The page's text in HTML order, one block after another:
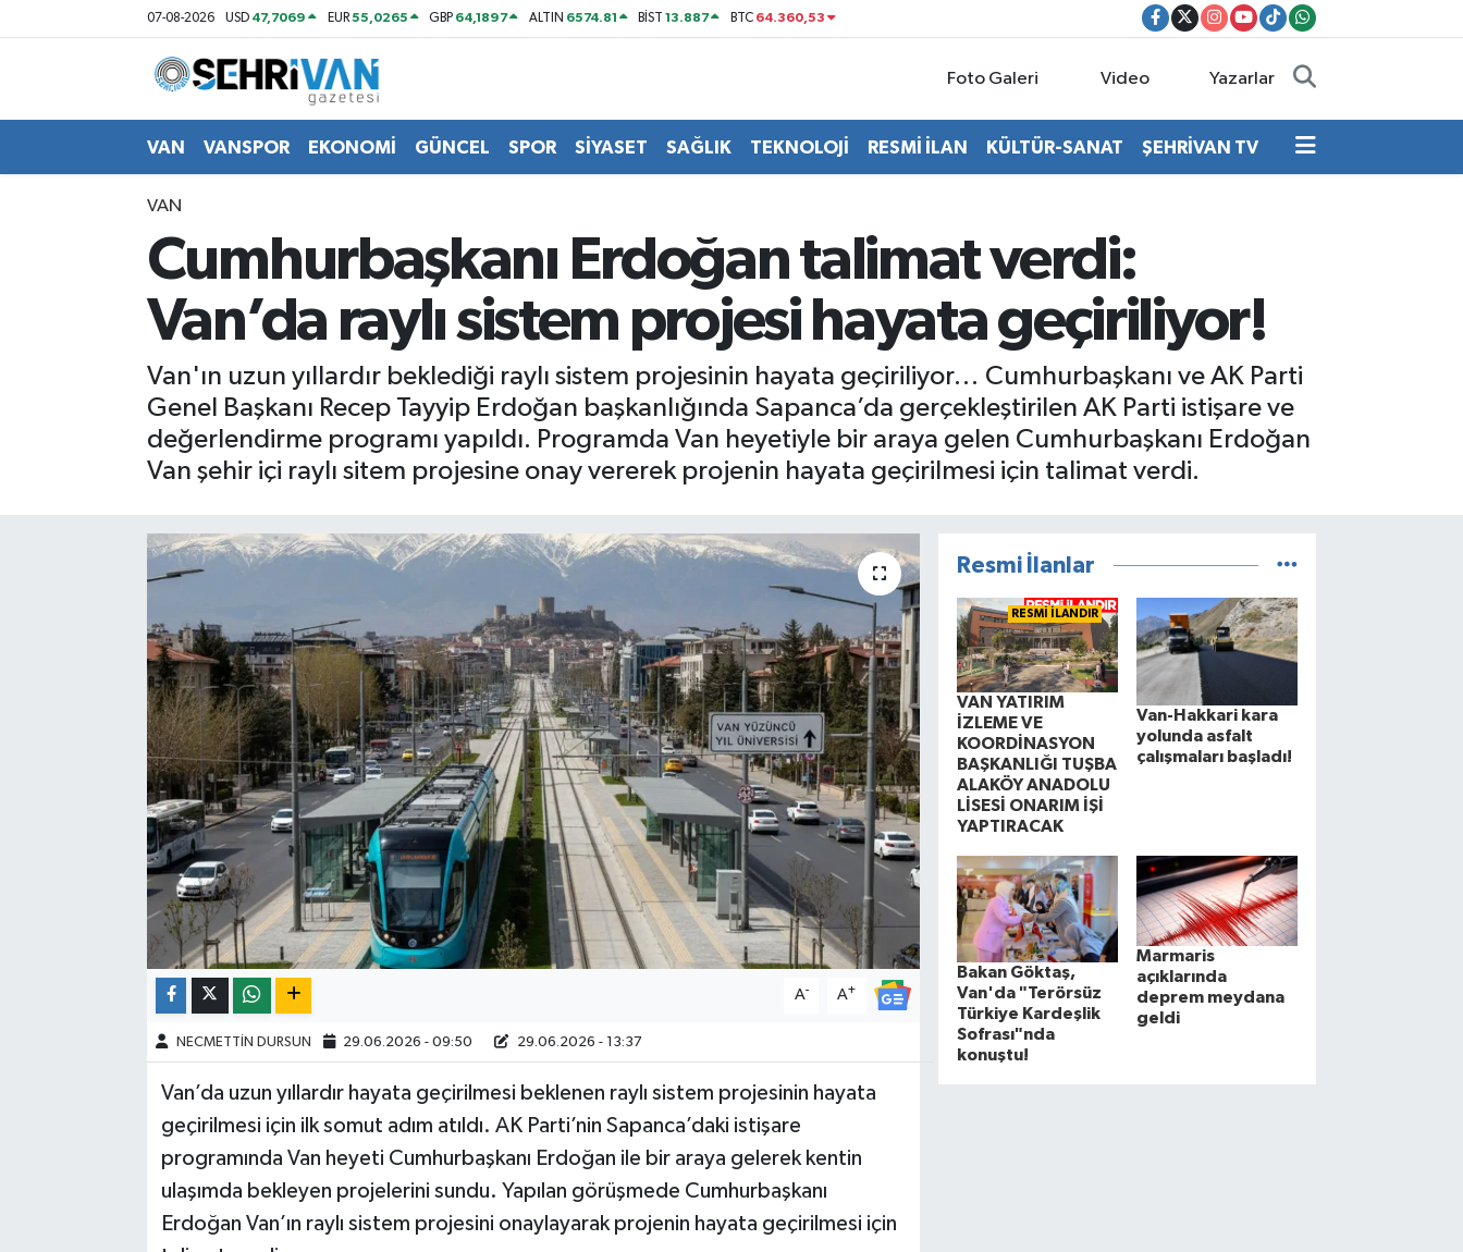
07-08-2026 USD 47,7069 EUR55,0265 GBP 64,1897 ALTIN 6574.81 BİST13.887 BTC 64.360,53
Foto Galeri Video Yazarlar
VAN VANSPOR EKONOMİ GÜNCEL SPOR SİYASET SAĞLIK TEKNOLOJİ RESMİ İLAN KÜLTÜR-SANAT ŞEHRİVAN TV
VAN
Cumhurbaşkanı Erdoğan talimat verdi:
Van’da raylı sistem projesi hayata geçiriliyor!
Van'ın uzun yıllardır beklediği raylı sistem projesinin hayata geçiriliyor… Cumhurbaşkanı ve AK Parti
Genel Başkanı Recep Tayyip Erdoğan başkanlığında Sapanca’da gerçekleştirilen AK Parti istişare ve
değerlendirme programı yapıldı. Programda Van heyetiyle bir araya gelen Cumhurbaşkanı Erdoğan
Van şehir içi raylı sitem projesine onay vererek projenin hayata geçirilmesi için talimat verdi.
A- A+
NECMETTİN DURSUN 29.06.2026 - 09:50 29.06.2026 - 13:37
Van’da uzun yıllardır hayata geçirilmesi beklenen raylı sistem projesinin hayata
geçirilmesi için ilk somut adım atıldı. AK Parti’nin Sapanca’daki istişare
programında Van heyeti Cumhurbaşkanı Erdoğan ile bir araya gelerek kentin
ulaşımda bekleyen projelerini sundu. Yapılan görüşmede Cumhurbaşkanı
Erdoğan Van’ın raylı sistem projesini onaylayarak projenin hayata geçirilmesi için
Resmi İlanlar
RESMİ İLANDIR
VAN YATIRIM
İZLEME VE
KOORDİNASYON
BAŞKANLIĞI TUŞBA
ALAKÖY ANADOLU
LİSESİ ONARIM İŞİ
YAPTIRACAK
Van-Hakkari kara
yolunda asfalt
çalışmaları başladı!
Bakan Göktaş,
Van'da "Terörsüz
Türkiye Kardeşlik
Sofrası"nda
konuştu!
Marmaris
açıklarında
deprem meydana
geldi
Van Nöbetçi Eczaneler
Van Hava Durumu
Van Trafik Yoğunluk Haritası
Süper Lig Puan Durumu ve Fikstür
Son Dakika Haberleri
Haber Arşivi